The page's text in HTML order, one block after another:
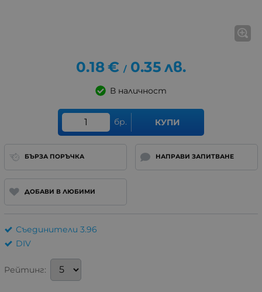
0.18€ / 0.35 лв.
В наличност
бр. КУПИ
БЪРЗА ПОРЪЧКА НАПРАВИ ЗАПИТВАНЕ
ДОБАВИ В ЛЮБИМИ
Съединители 3.96
DIV
Рейтинг: